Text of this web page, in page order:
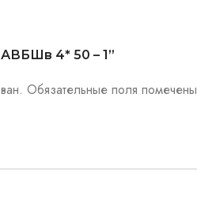
4* 50 – 1”
Обязательные поля помечены